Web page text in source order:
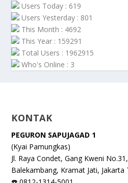
Users Today : 619
Users Yesterday : 801
This Month : 4692
This Year : 159291
Total Users : 1962915
Who's Online : 3
KONTAK
PEGURON SAPUJAGAD 1
(Kyai Pamungkas)
Jl. Raya Condet, Gang Kweni
Balekambang, Kramat Jati, Jakarta